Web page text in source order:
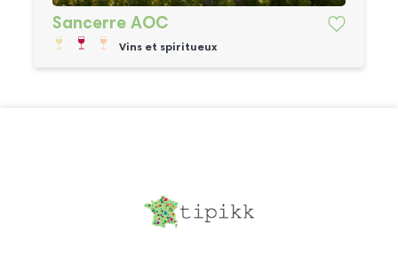
Sancerre AOC
Vins et spiritueux